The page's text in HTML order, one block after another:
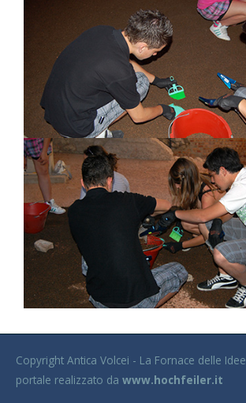
Copyright Antica Volcei - La Fornace delle Idee
portale realizzato da www.hochfeiler.it